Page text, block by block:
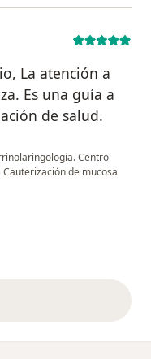
La atención a
Es una guía a
de salud.
Centro
Cauterización de mucosa
anteriores